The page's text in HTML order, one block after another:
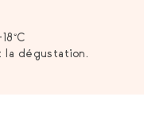
la dégustation.